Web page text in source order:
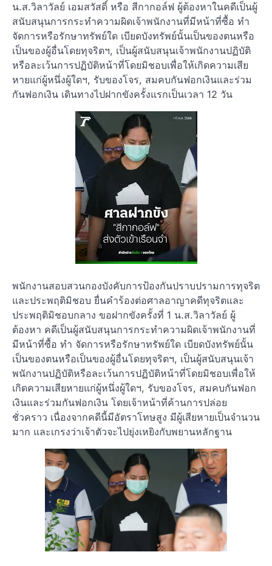
น.ส.วิลาวัลย์ เอมสวัสดิ์ หรือ สีกากอล์ฟ ผู้ต้องหาในคดีเป็นผู้
สนับสนุนการกระทำความผิดเจ้าพนักงานที่มีหน้าที่ซื้อ ทำ
จัดการหรือรักษาทรัพย์ใด เบียดบังทรัพย์นั้นเป็นของตนหรือ
เป็นของผู้อื่นโดยทุจริตฯ, เป็นผู้สนับสนุนเจ้าพนักงานปฏิบัติ
หรือละเว้นการปฏิบัติหน้าที่โดยมิชอบเพื่อให้เกิดความเสีย
หายแก่ผู้หนึ่งผู้ใดฯ, รับของโจร, สมคบกันฟอกเงินและร่วม
กันฟอกเงิน เดินทางไปฝากขังครั้งแรกเป็นเวลา 12 วัน
พนักงานสอบสวนกองบังคับการป้องกันปราบปรามการทุจริต
และประพฤติมิชอบ ยื่นคำร้องต่อศาลอาญาคดีทุจริตและ
ประพฤติมิชอบกลาง ขอฝากขังครั้งที่ 1 น.ส.วิลาวัลย์ ผู้
ต้องหา คดีเป็นผู้สนับสนุนการกระทำความผิดเจ้าพนักงานที่
มีหน้าที่ซื้อ ทำ จัดการหรือรักษาทรัพย์ใด เบียดบังทรัพย์นั้น
เป็นของตนหรือเป็นของผู้อื่นโดยทุจริตฯ, เป็นผู้สนับสนุนเจ้า
พนักงานปฏิบัติหรือละเว้นการปฏิบัติหน้าที่โดยมิชอบเพื่อให้
เกิดความเสียหายแก่ผู้หนึ่งผู้ใดฯ, รับของโจร, สมคบกันฟอก
เงินและร่วมกันฟอกเงิน โดยเจ้าหน้าที่ค้านการปล่อย
ชั่วคราว เนื่องจากคดีนี้มีอัตราโทษสูง มีผู้เสียหายเป็นจำนวน
มาก และเกรงว่าเจ้าตัวจะไปยุ่งเหยิงกับพยานหลักฐาน